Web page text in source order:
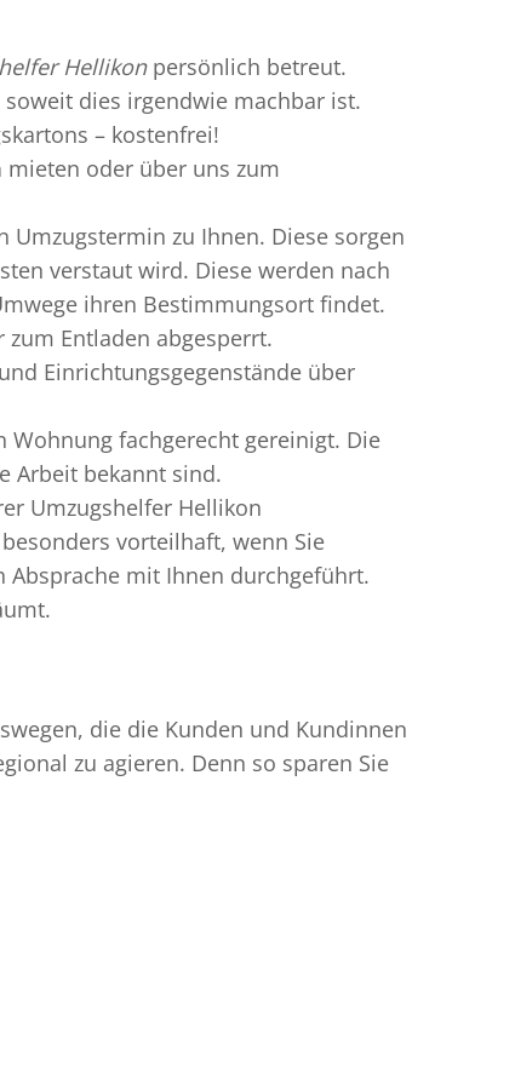
Hellikonpersönlich betreut.
dies irgendwie machbar ist.
– kostenfrei!
mieten oder über uns zum
zu Ihnen. Diese sorgen
verstaut wird. Diese werden nach
ihren Bestimmungsort findet.
Entladen abgesperrt.
Einrichtungsgegenstände über
Wohnung fachgerecht gereinigt. Die
Arbeit bekannt sind.
Umzugshelfer Hellikon
vorteilhaft, wenn Sie
mit Ihnen durchgeführt.
die die Kunden und Kundinnen
zu agieren. Denn so sparen Sie